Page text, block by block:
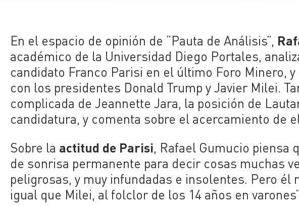
En el espacio de opinión de “Pauta de Análisis”,
académico de la Universidad Diego Portales,
candidato Franco Parisi en el último Foro Minero,
con los presidentes Donald Trump y Javier Milei.
complicada de Jeannette Jara, la posición de
candidatura, y comenta sobre el acercamiento de
Sobre la actitud de Parisi, Rafael Gumucio piensa
de sonrisa permanente para decir cosas muchas
peligrosas, y muy infundadas e insolentes. Pero él
igual que Milei, al folclor de los 14 años en varones